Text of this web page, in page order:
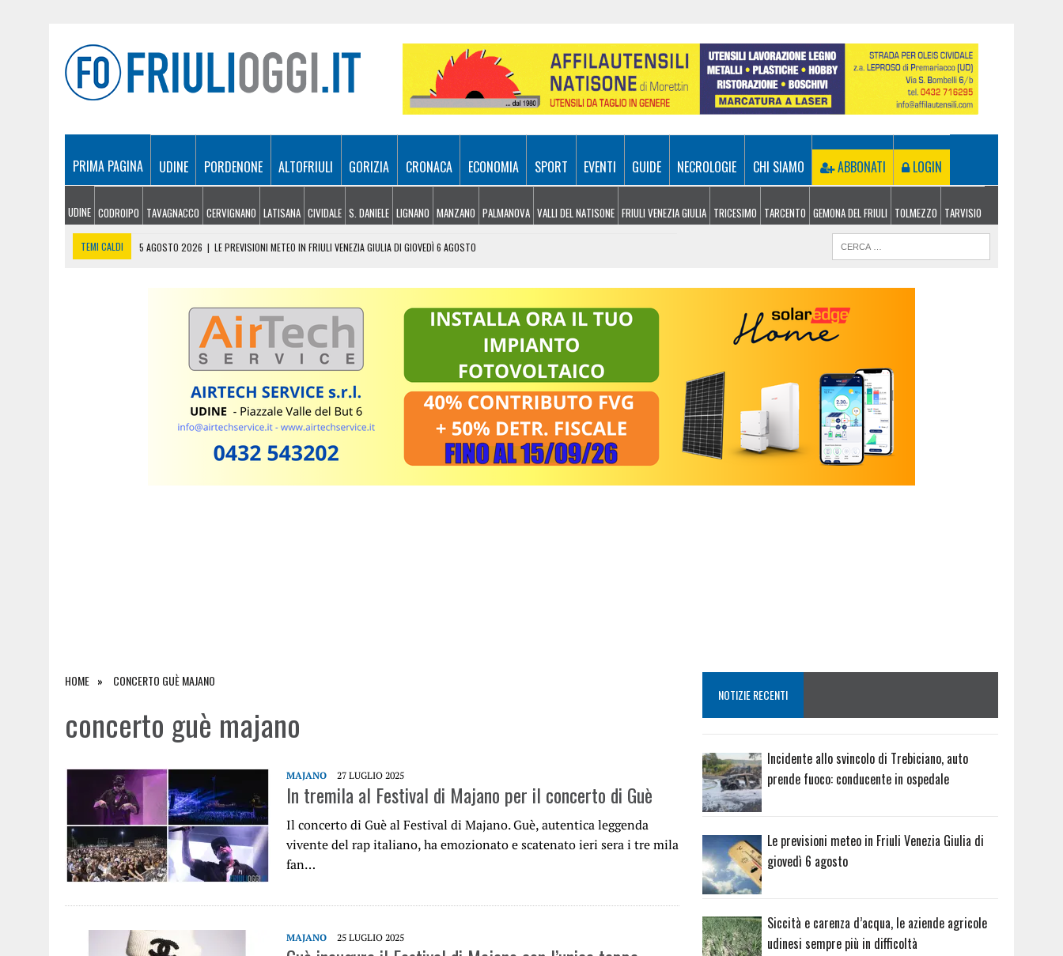
PRIMA PAGINA UDINE PORDENONE ALTOFRIULI GORIZIA CRONACA ECONOMIA SPORT EVENTI GUIDE NECROLOGIE CHI SIAMO ABBONATI LOGIN
UDINE CODROIPO TAVAGNACCO CERVIGNANO LATISANA CIVIDALE S. DANIELE LIGNANO MANZANO PALMANOVA VALLI DEL NATISONE FRIULI VENEZIA GIULIA TRICESIMO TARCENTO GEMONA DEL FRIULI TOLMEZZO TARVISIO
TEMI CALDI 5 AGOSTO 2026 | LE PREVISIONI METEO IN FRIULI VENEZIA GIULIA DI GIOVEDÌ 6 AGOSTO
ORIGINARIO DI BANNIA TRA I MORTI DI MARCINELLE: PIETRO BASSO IDENTIFICATO DOPO 70 ANNI
INCIDENTE ALLO SVINCOLO DI TREBICIANO, AUTO PRENDE FUOCO: CONDUCENTE IN OSPEDALE
HOME CONCERTO GUÈ MAJANO
concerto guè majano
MAJANO 27 LUGLIO 2025
In tremila al Festival di Majano per il concerto di Guè
Il concerto di Guè al Festival di Majano. Guè, autentica leggenda
vivente del rap italiano, ha emozionato e scatenato ieri sera i tre mila
fan…
MAJANO 25 LUGLIO 2025
NOTIZIE RECENTI
Incidente allo svincolo di Trebiciano, auto
prende fuoco: conducente in ospedale
Le previsioni meteo in Friuli Venezia Giulia di
giovedì 6 agosto
Siccità e carenza d’acqua, le aziende agricole
udinesi sempre più in difficoltà